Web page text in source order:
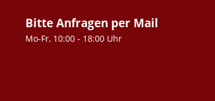
Bitte Anfragen per Mail
Mo-Fr, 10:00 - 18:00 Uhr